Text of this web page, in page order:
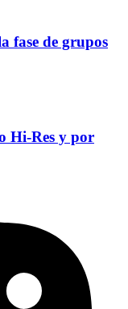
fase de grupos
Hi-Res y por